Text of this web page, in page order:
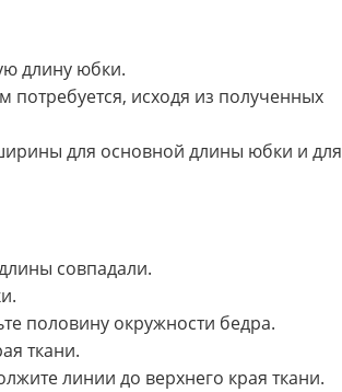
длину юбки.
потребуется, исходя из полученных
для основной длины юбки и для
совпадали.
половину окружности бедра.
ткани.
линии до верхнего края ткани.